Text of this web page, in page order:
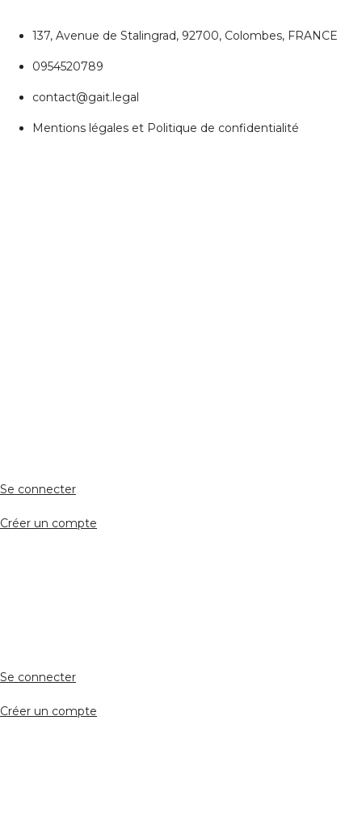
137, Avenue de Stalingrad, 92700, Colombes, FRANCE
0954520789
contact@gait.legal
Mentions légales et Politique de confidentialité
Se connecter
Créer un compte
Se connecter
Créer un compte